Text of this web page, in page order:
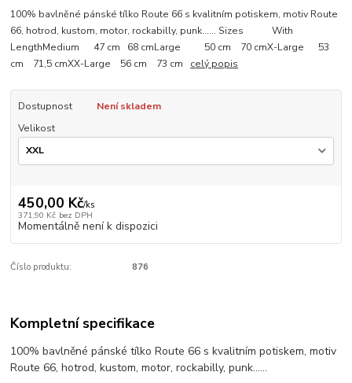
100% bavlněné pánské tílko Route 66 s kvalitním potiskem, motiv Route
66, hotrod, kustom, motor, rockabilly, punk...... Sizes With
LengthMedium 47 cm 68 cmLarge 50 cm 70 cmX-Large 53
cm 71,5 cmXX-Large 56 cm 73 cm celý popis
Dostupnost
Není skladem
Velikost
450,00 Kč/ks
371,90 Kč bez DPH
Momentálně není k dispozici
Číslo produktu: 876
Kompletní specifikace
100% bavlněné pánské tílko Route 66 s kvalitním potiskem, motiv
Route 66, hotrod, kustom, motor, rockabilly, punk......